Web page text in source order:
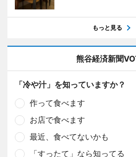
もっと見る
熊谷経済新聞
「冷や汁」を知っていますか？
作って食べます
お店で食べます
最近、食べてないかも
「すったて」なら知ってる